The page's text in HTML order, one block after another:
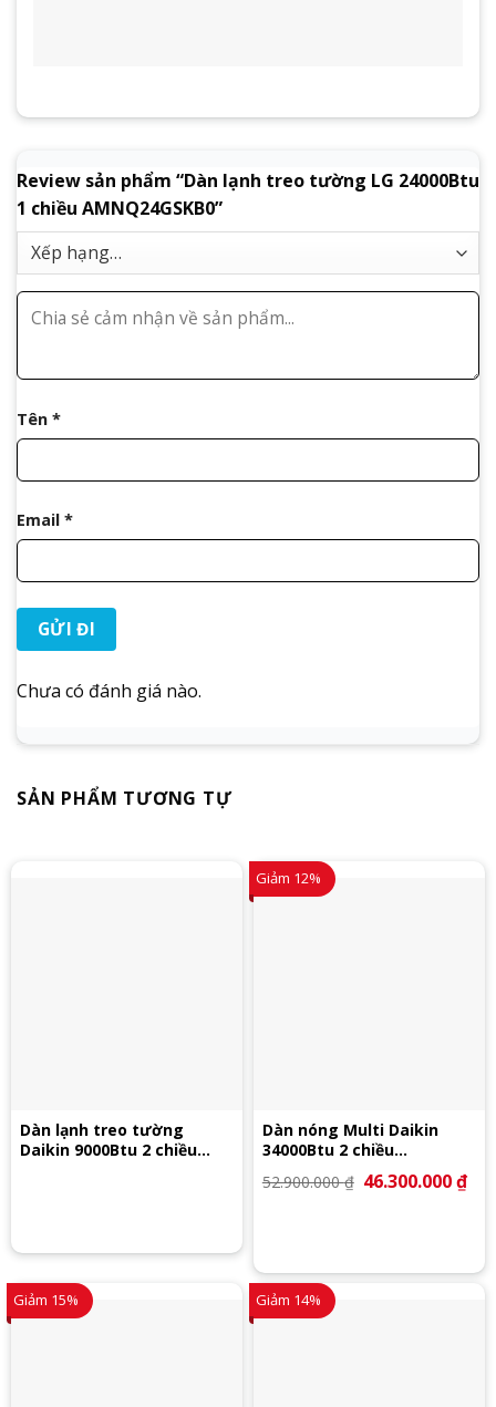
Review sản phẩm “Dàn lạnh treo tường LG 24000Btu
1 chiều AMNQ24GSKB0”
Tên *
Email *
Chưa có đánh giá nào.
SẢN PHẨM TƯƠNG TỰ
Dàn lạnh treo tường
Daikin 9000Btu 2 chiều
Giảm 12%
Dàn nóng Multi Daikin
34000Btu 2 chiều
5MXM100RVMV
52.900.000₫ Giá
gốc
46.300.000₫Giá
Giảm 15% Giảm 14%